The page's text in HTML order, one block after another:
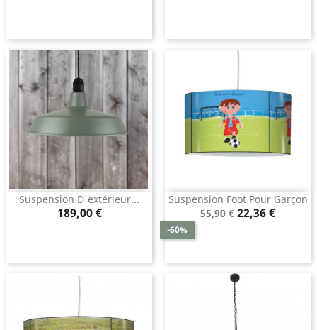
Suspension D'extérieur...
Prix
189,00 €
Suspension Foot Pour Garçon
Prix
55,90 €
-60%
Prix
22,36 €